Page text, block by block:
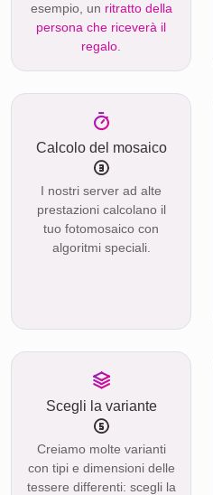
esempio, un ritratto della
persona che riceverà il
regalo
Calcolo del mosaico
I nostri server ad alte
prestazioni calcolano il
tuo fotomosaico con
algoritmi speciali.
Scegli la variante
Creiamo molte varianti
con tipi e dimensioni delle
tessere differenti: scegli la